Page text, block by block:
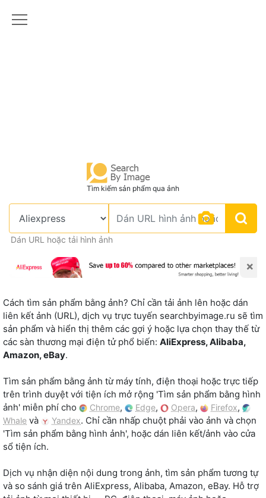
Tìm kiếm sản phẩm qua ảnh
Dán URL hoặc tải hình ảnh
×
Cách tìm sản phẩm bằng ảnh? Chỉ cần tải ảnh lên hoặc dán
liên kết ảnh (URL), dịch vụ trực tuyến searchbyimage.ru sẽ tìm
sản phẩm và hiển thị thêm các gợi ý hoặc lựa chọn thay thế từ
các sàn thương mại điện tử phổ biến: AliExpress, Alibaba,
Amazon, eBay.
Tìm sản phẩm bằng ảnh từ máy tính, điện thoại hoặc trực tiếp
trên trình duyệt với tiện ích mở rộng 'Tìm sản phẩm bằng hình
ảnh' miễn phí cho
Chrome, Edge, Opera, Firefox,
Whale và Yandex. Chỉ cần nhấp chuột phải vào ảnh và chọn
'Tìm sản phẩm bằng hình ảnh', hoặc dán liên kết/ảnh vào cửa
sổ tiện ích.
Dịch vụ nhận diện nội dung trong ảnh, tìm sản phẩm tương tự
và so sánh giá trên AliExpress, Alibaba, Amazon, eBay. Hỗ trợ